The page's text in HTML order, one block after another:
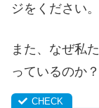
ジをください。
また、なぜ私
っているのか？